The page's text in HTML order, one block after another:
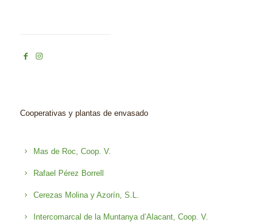
Cooperativas y plantas de envasado
Mas de Roc, Coop. V.
Rafael Pérez Borrell
Cerezas Molina y Azorín, S.L.
Intercomarcal de la Muntanya d’Alacant, Coop. V.